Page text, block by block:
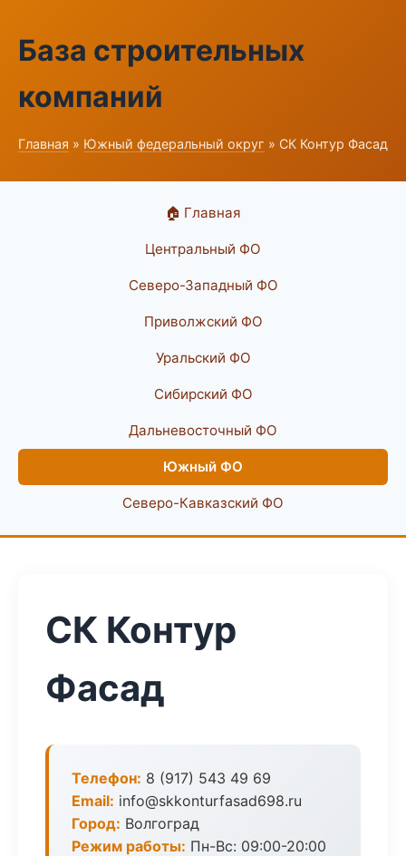
База строительных
компаний
Главная » Южный федеральный округ » СК Контур Фасад
🏠 Главная
Центральный ФО
Северо-Западный ФО
Приволжский ФО
Уральский ФО
Сибирский ФО
Дальневосточный ФО
Южный ФО
Северо-Кавказский ФО
СК Контур
Фасад
Телефон: 8 (917) 543 49 69
Email: info@skkonturfasad698.ru
Город: Волгоград
Режим работы: Пн-Вс: 09:00-20:00